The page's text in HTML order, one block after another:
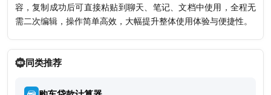
容，复制成功后可直接粘贴到聊天、笔记、文档中使用，全程无
需二次编辑，操作简单高效，大幅提升整体使用体验与便捷性。
同类推荐